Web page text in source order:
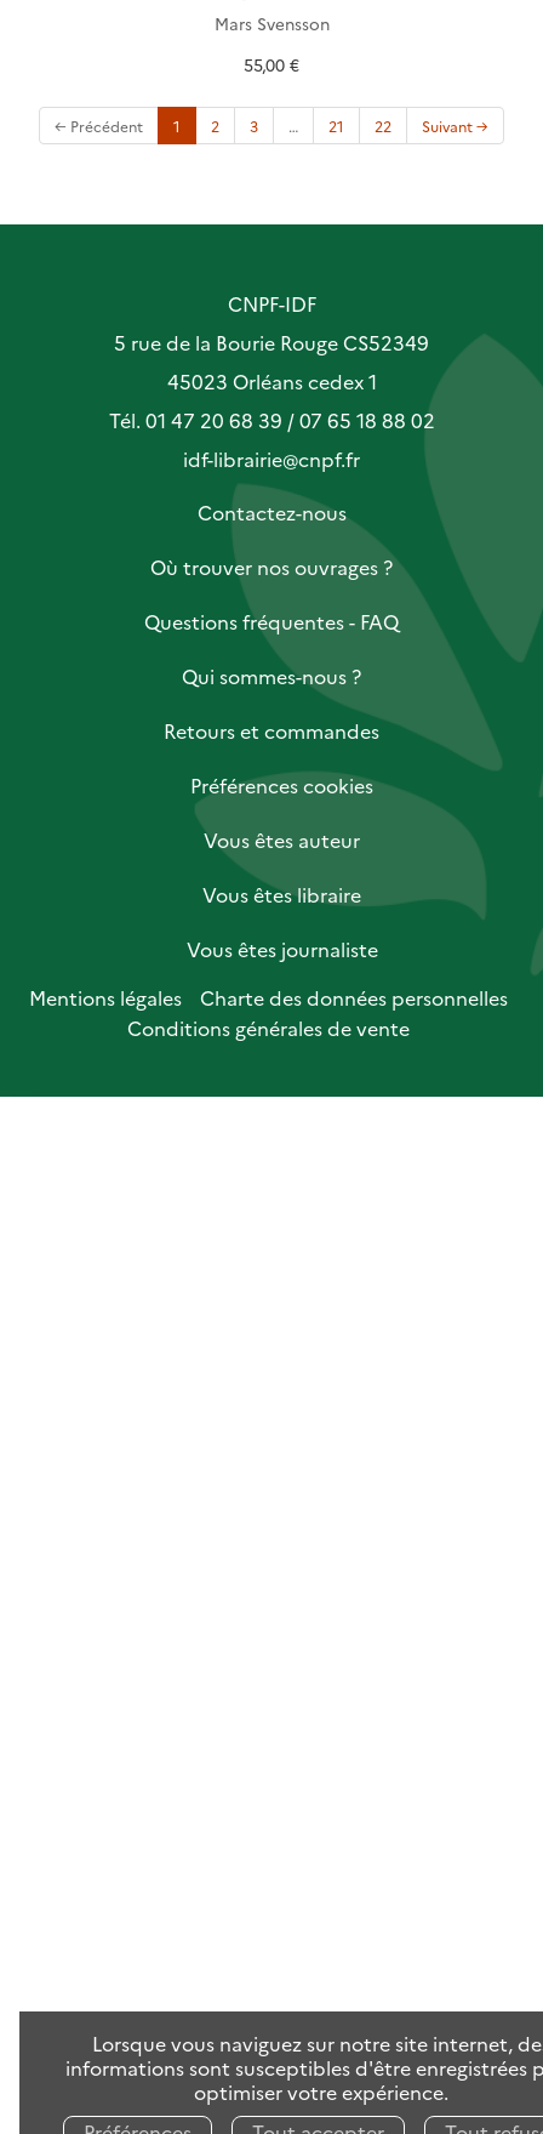
Lorsque vous naviguez sur notre site internet,
informations sont susceptibles d'être enregistrées
optimiser votre expérience.
Mars Svensson
55,00 €
← Précédent 1 (current)
2 3 … 21 22 Suivant →
CNPF-IDF
5 rue de la Bourie Rouge CS52349
45023 Orléans cedex 1
Tél. 01 47 20 68 39 / 07 65 18 88 02
idf-librairie@cnpf.fr
Contactez-nous
Où trouver nos ouvrages ?
Questions fréquentes - FAQ
Qui sommes-nous ?
Retours et commandes
Préférences cookies
Vous êtes auteur
Vous êtes libraire
Vous êtes journaliste
Mentions légales
Charte des données personnelles
Conditions générales de vente